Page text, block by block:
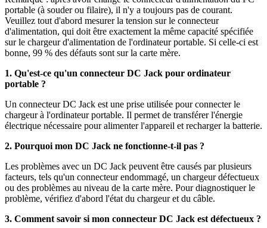
portable (à souder ou filaire), il n'y a toujours pas de courant.
Veuillez tout d'abord mesurer la tension sur le connecteur
d'alimentation, qui doit être exactement la même capacité spécifiée
sur le chargeur d'alimentation de l'ordinateur portable. Si celle-ci est
bonne, 99 % des défauts sont sur la carte mère.
1. Qu'est-ce qu'un connecteur DC Jack pour ordinateur
portable ?
Un connecteur DC Jack est une prise utilisée pour connecter le
chargeur à l'ordinateur portable. Il permet de transférer l'énergie
électrique nécessaire pour alimenter l'appareil et recharger la batterie.
2. Pourquoi mon DC Jack ne fonctionne-t-il pas ?
Les problèmes avec un DC Jack peuvent être causés par plusieurs
facteurs, tels qu'un connecteur endommagé, un chargeur défectueux
ou des problèmes au niveau de la carte mère. Pour diagnostiquer le
problème, vérifiez d'abord l'état du chargeur et du câble.
3. Comment savoir si mon connecteur DC Jack est défectueux ?